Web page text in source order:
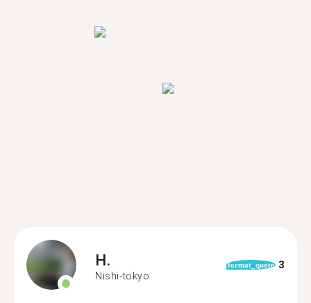
H.
Nishi-tokyo
format_quote 3